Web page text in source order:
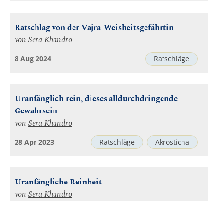
Ratschlag von der Vajra-Weisheitsgefährtin
von Sera Khandro
Ratschläge
8 Aug 2024
Uranfänglich rein, dieses alldurchdringende
Gewahrsein
von Sera Khandro
Ratschläge Akrosticha
28 Apr 2023
Uranfängliche Reinheit
von Sera Khandro